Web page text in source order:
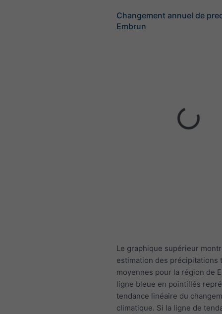
Changement annuel de
Embrun
Le graphique supérieur
estimation des précipitations
moyennes pour la région de
ligne bleue en pointillés
tendance linéaire du
climatique. Si la ligne de